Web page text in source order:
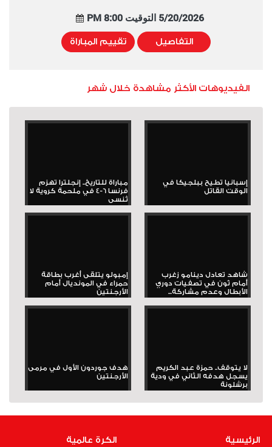
5/20/2026 التوقيت 8:00 PM
التفاصيل تقييم المباراة
الفيديوهات الأكثر مشاهدة خلال شهر
إسبانيا تطيح ببلجيكا في
الوقت القاتل
مباراة للتاريخ.. إنجلترا تهزم
فرنسا 6-4 في ملحمة كروية لا
تُنسى
شاهد تعادل دينامو زغرب
أمام ثون في تصفيات دوري
الأبطال وعدم مشاركة...
إمبولو يتلقى أغرب بطاقة
حمراء في المونديال أمام
الأرجنتين
لا يتوقف.. حمزة عبد الكريم
يسجل هدفه الثاني في ودية
برشلونة
هدف جوردون الأول في مرمى
الأرجنتين
الرئيسية
الكرة عالمية